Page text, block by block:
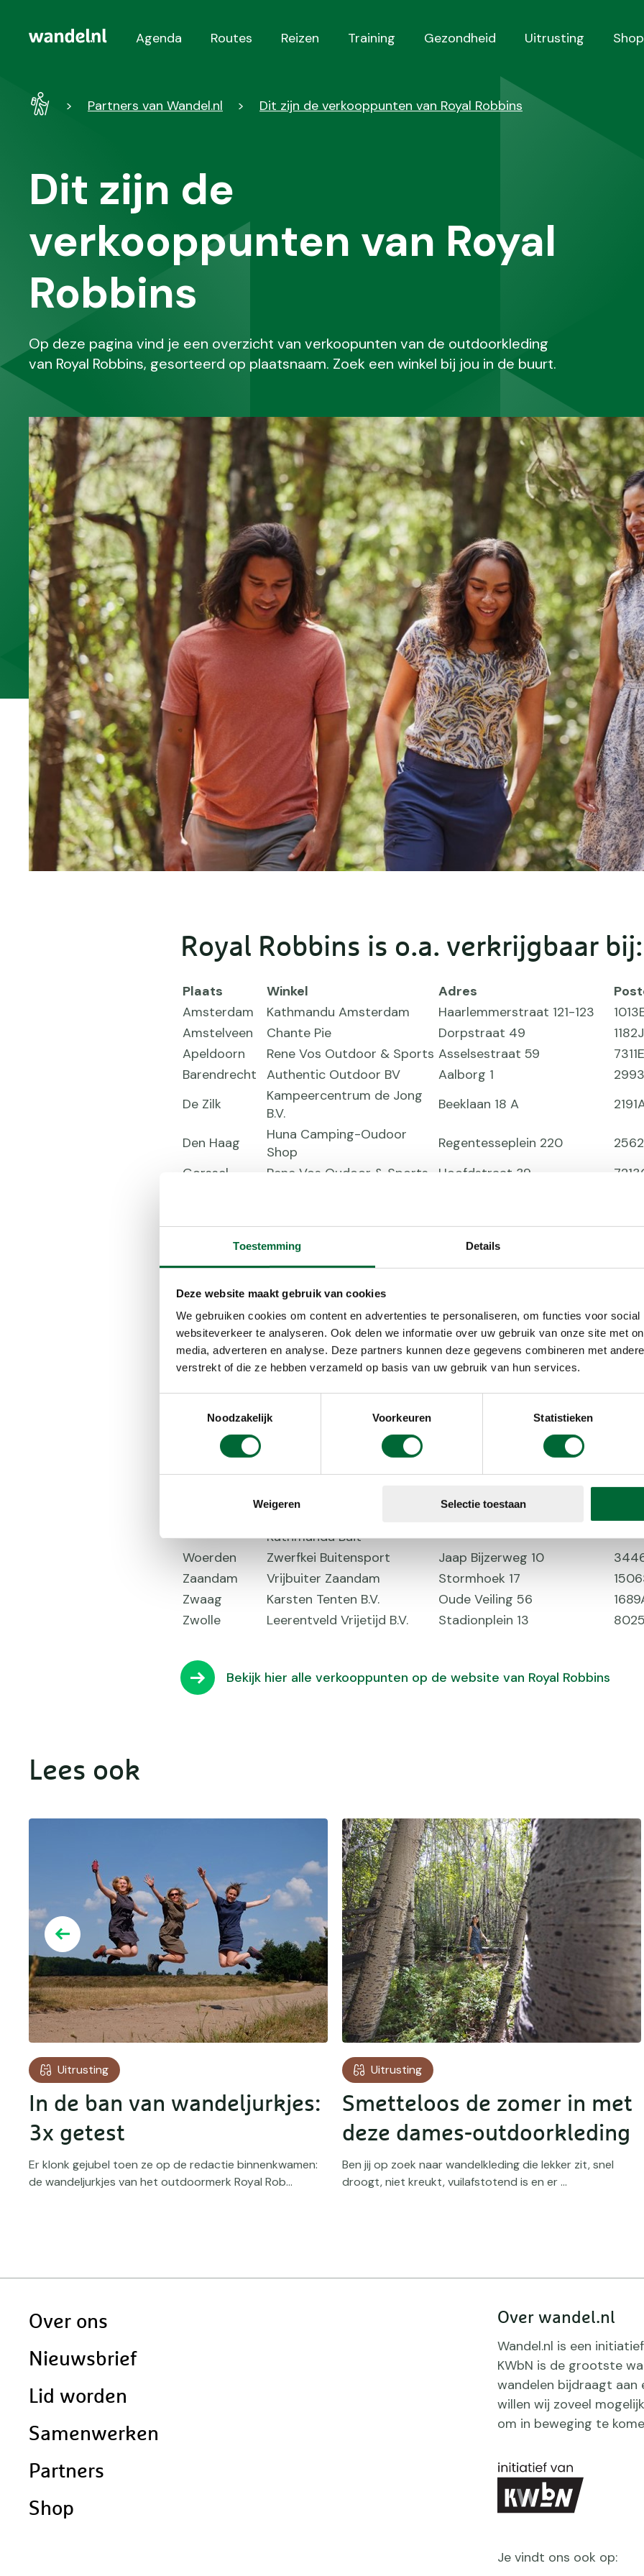
Toestemming Details
Deze website maakt gebruik van cookies
We gebruiken cookies om content en advertenties te personaliseren, om functies voor
websiteverkeer te analyseren. Ook delen we informatie over uw gebruik van onze site met
media, adverteren en analyse. Deze partners kunnen deze gegevens combineren met
verstrekt of die ze hebben verzameld op basis van uw gebruik van hun services.
Noodzakelijk
Voorkeuren Statistieken
Weigeren Selectie toestaan
Hoofdnavigatie
Agenda Routes Reizen Training Gezondheid Uitrusting Shop
WandelPartners van Wandel.nl Dit zijn de verkooppunten van Royal Robbins
Dit zijn de
verkooppunten van Royal
Robbins
Op deze pagina vind je een overzicht van verkoopunten van de outdoorkleding
van Royal Robbins, gesorteerd op plaatsnaam. Zoek een winkel bij jou in de buurt.
Royal Robbins is o.a. verkrijgbaar bij:
Plaats Winkel Adres
Amsterdam
Kathmandu Amsterdam Haarlemmerstraat 121-123
Amstelveen
Chante Pie Dorpstraat 49
Apeldoorn
Rene Vos Outdoor & Sports Asselsestraat 59
Barendrecht
Authentic Outdoor BV Aalborg 1
De Zilk
Kampeercentrum de Jong
B.V.
Beeklaan 18 A
Den Haag
Huna Camping-Oudoor
Shop
Regentesseplein 220
Gorssel
Rene Vos Oudoor & Sports Hoofdstraat 39
Haarlem
Wintersport BV
Claes Tillyweg 8
Hazerswoude
- Rijndijk
Ton van Bemmelen
Helmond
Adventure Store
Hoorn
De Trek Nieuwsteeg 55
Landgraaf
Hendriks Schoenmode &
Wandelsp
Streperplein 2
Leeuwarden
Luxen intersport Nieuwestad 72
Limbricht
Mulders Bergsport Molenstraat 10
Made
World of Walking
Nijmegen
Groenewoudseweg 336
Roermond
Vrijbuiter Roermond B.V. Schaarbroekerweg 4a
Sluis
Sportuals Govaert bv Nieuwstraat 27
Intersport Superstore Uden Oranjestraat 1
Kathmandu Buit
Woerden
Zwerfkei Buitensport Jaap Bijzerweg 10
Zaandam
Vrijbuiter Zaandam Stormhoek 17
Zwaag
Karsten Tenten B.V. Oude Veiling 56
Zwolle
Leerentveld Vrijetijd B.V. Stadionplein 13
Bekijk hier alle verkooppunten op de website van Royal Robbins
Lees ook
Uitrusting
In de ban van wandeljurkjes:
3x getest
Er klonk gejubel toen ze op de redactie binnenkwamen:
de wandeljurkjes van het outdoormerk Royal Rob...
Uitrusting
Smetteloos de zomer in met
deze dames-outdoorkleding
Ben jij op zoek naar wandelkleding die lekker zit, snel
droogt, niet kreukt, vuilafstotend is en er ...
Doormat
Over ons
Nieuwsbrief
Lid worden
Samenwerken
Partners
Shop
Over wandel.nl
Wandel.nl is een
KWbN is de grootste
wandelen bijdraagt aan
willen wij zoveel
om in beweging te
Je vindt ons ook op: